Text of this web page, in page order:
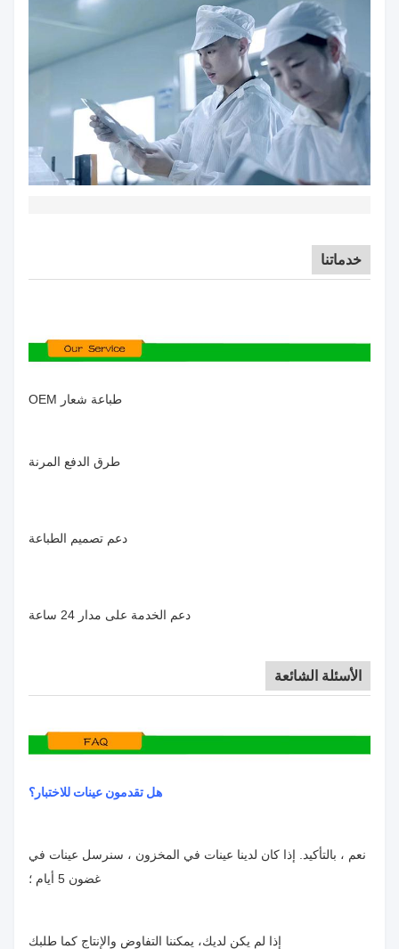
خدماتنا
طباعة شعار OEM
طرق الدفع المرنة
دعم تصميم الطباعة
دعم الخدمة على مدار 24 ساعة
الأسئلة الشائعة
هل تقدمون عينات للاختبار؟
نعم ، بالتأكيد. إذا كان لدينا عينات في المخزون ، سنرسل عينات في
غضون 5 أيام ؛
إذا لم يكن لديك، يمكننا التفاوض والإنتاج كما طلبك